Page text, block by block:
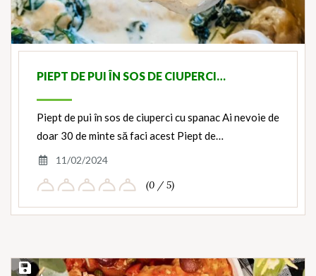
PIEPT DE PUI ÎN SOS DE CIUPERCI…
Piept de pui în sos de ciuperci cu spanac Ai nevoie de
doar 30 de minte să faci acest Piept de…
11/02/2024
(0 / 5)
Save Recipe